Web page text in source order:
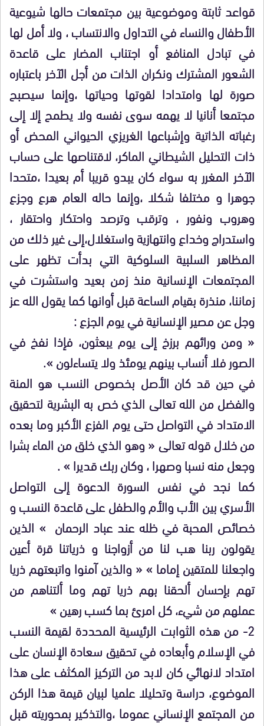
قواعد ثابتة وموضوعية بين مجتمعات حالها شيوعية
الأطفال والنساء في التداول والانتساب ، ولا أمل لها
في تبادل المنافع أو اجتناب المضار على قاعدة
الشعور المشترك ونكران الذات من أجل الآخر باعتباره
صورة لها وامتدادا لقوتها وحياتها ،وإنما سيصبح
مجتمعا أنانيا لا يهمه سوى نفسه ولا يطمح إلا إلى
رغباته الذاتية وإشباعها الغريزي الحيواني المحض أو
ذات التحليل الشيطاني الماكر، لاقتناصها على حساب
الآخر المغرر به سواء كان يبدو قريبا أم بعيدا ،متحدا
جوهرا و مختلفا شكلا ،وإنما حاله العام هرع وجزع
وهروب ونفور ، وترقب وترصد واحتكار واحتقار ،
واستدراج وخداع وانتهازية واستغلال،إلى غير ذلك من
المظاهر السلبية السلوكية التي بدأت تظهر على
المجتمعات الإنسانية منذ زمن بعيد واستشرت في
زماننا، منذرة بقيام الساعة قبل أوانها كما يقول الله عز
وجل عن مصير الإنسانية في يوم الجزع :
« ومن ورائهم برزخ إلى يوم يبعثون، فإذا نفخ في
الصور فلا أنساب بينهم يومئذ ولا يتساءلون ».
في حين قد كان الأصل بخصوص النسب هو المنة
والفضل من الله تعالى الذي خص به البشرية لتحقيق
الامتداد في التواصل حتى يوم الفزع الأكبر وما بعده
من خلال قوله تعالى « وهو الذي خلق من الماء بشرا
وجعل منه نسبا وصهرا ، وكان ربك قديرا » .
كما نجد في نفس السورة الدعوة إلى التواصل
الأسري بين الأب والأم والطفل على قاعدة النسب و
خصائص المحبة في ظله عند عباد الرحمان » الذين
يقولون ربنا هب لنا من أزواجنا و ذرياتنا قرة أعين
واجعلنا للمتقين إماما » « والذين آمنوا واتبعتهم ذريا
تهم بإحسان ألحقنا بهم ذريا تهم وما ألتناهم من
عملهم من شيء، كل امرئ بما كسب رهين »
2- من هذه الثوابت الرئيسية المحددة لقيمة النسب
في الإسلام وأبعاده في تحقيق سعادة الإنسان على
امتداد لانهائي كان لابد من التركيز المكثف على هذا
الموضوع، دراسة وتحليلا علميا لبيان قيمة هذا الركن
من المجتمع الإنساني عموما ،والتذكير بمحوريته قبل